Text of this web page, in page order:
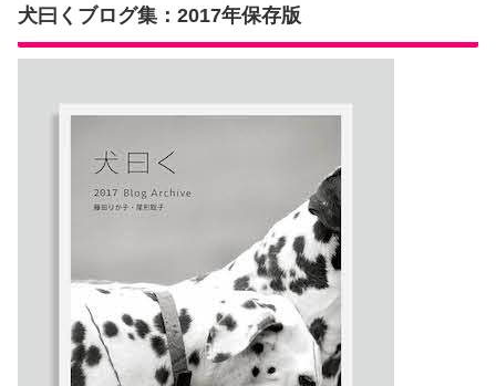
犬曰くブログ集：2017年保存版